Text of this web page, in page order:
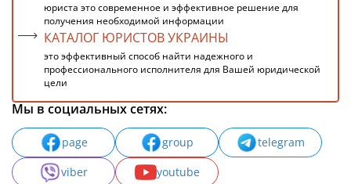
юриста это современное и эффективное решение для
получения необходимой информации
КАТАЛОГ ЮРИСТОВ УКРАИНЫ
это эффективный способ найти надежного и
профессионального исполнителя для Вашей юридической
цели
Мы в социальных сетях:
page group
telegram
viber
youtube